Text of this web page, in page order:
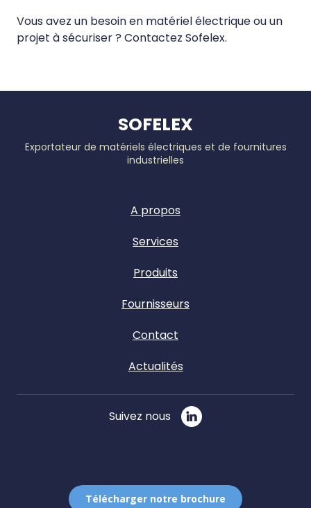
Vous avez un besoin en matériel électrique ou un
projet à sécuriser ? Contactez Sofelex.
SOFELEX
Exportateur de matériels électriques et de fournitures
industrielles
A propos
Services
Produits
Fournisseurs
Contact
Actualités
Suivez nous
Télécharger notre brochure